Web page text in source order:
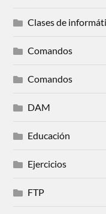
Clases de
Comandos
Comandos
DAM
Educación
Ejercicios
FTP